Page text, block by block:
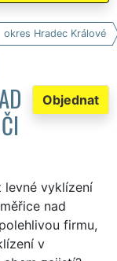
okres Hradec Králové
Objednat
levné vyklízení
nad
firmu,
v